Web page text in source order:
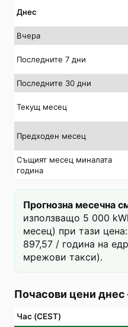
Днес
Вчера
Последните 7 дни
Последните 30 дни
Текущ месец
Предходен месец
Същият месец миналата
година
Прогнозна месечна
използващо 5 000
месец) при тази
897,57 / година на
мрежови такси).
Почасови цени днес
Час (CEST)